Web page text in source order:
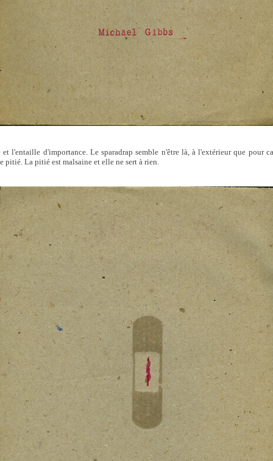
l'entaille d'importance. Le sparadrap semble n'être là, à l'extérieur que pour
pitié. La pitié est malsaine et elle ne sert à rien.